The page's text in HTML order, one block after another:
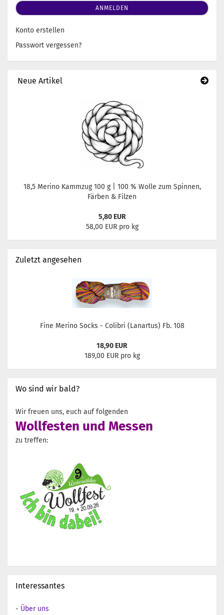
ANMELDEN
Konto erstellen
Passwort vergessen?
Neue Artikel
18,5 Merino Kammzug 100 g | 100 % Wolle zum Spinnen,
Färben & Filzen
5,80 EUR
58,00 EUR pro kg
Zuletzt angesehen
Fine Merino Socks - Colibri (Lanartus) Fb. 108
18,90 EUR
189,00 EUR pro kg
Wo sind wir bald?
Wir freuen uns, euch auf folgenden
Wollfesten und Messen
zu treffen:
Interessantes
- Über uns